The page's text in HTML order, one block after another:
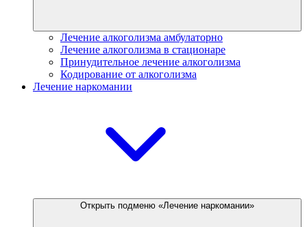
Лечение алкоголизма амбулаторно
Лечение алкоголизма в стационаре
Принудительное лечение алкоголизма
Кодирование от алкоголизма
Лечение наркомании
Открыть подменю «Лечение наркомании»